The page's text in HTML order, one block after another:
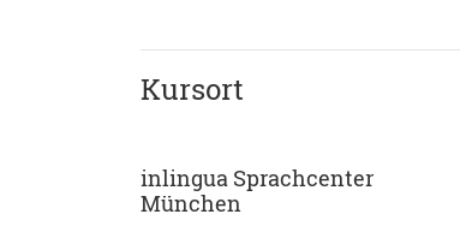
Kursort
inlingua Sprachcenter
München